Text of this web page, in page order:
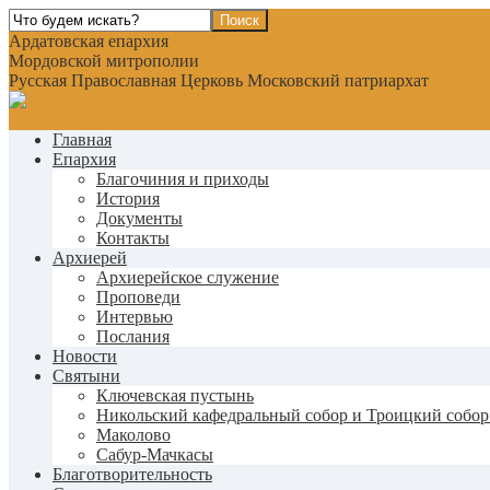
Ардатовская епархия
Мордовской митрополии
Русская Православная Церковь Московский патриархат
Главная
Епархия
Благочиния и приходы
История
Документы
Контакты
Архиерей
Архиерейское служение
Проповеди
Интервью
Послания
Новости
Святыни
Ключевская пустынь
Никольский кафедральный собор и Троицкий собор
Маколово
Сабур-Мачкасы
Благотворительность